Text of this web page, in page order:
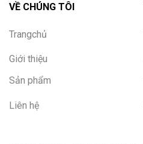
VỀ CHÚNG TÔI
Trangchủ
Giới thiệu
Sản phẩm
Liên hệ